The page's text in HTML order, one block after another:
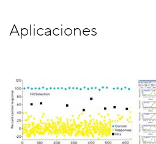
Aplicaciones